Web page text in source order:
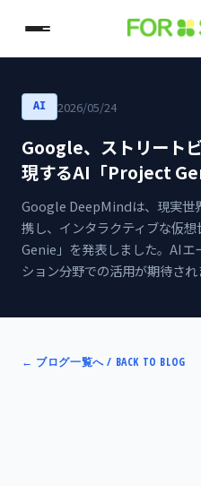
AI 2026/05/24
Google、ストリート
現するAI「Project
Google DeepMindは、現実世
携し、インタラクティブな仮
Genie」を発表しました。AIエ
ション分野での活用が期待され
← ブログ一覧へ / BACK TO BLOG